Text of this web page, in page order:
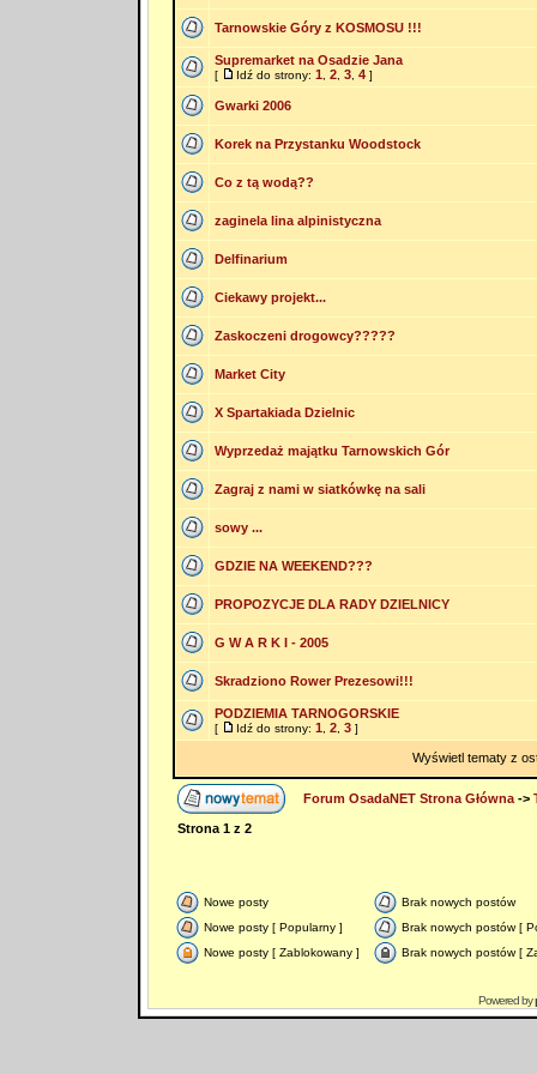
Tarnowskie Góry z KOSMOSU !!!
Supremarket na Osadzie Jana
[ Idź do strony: 1, 2, 3, 4]
Gwarki 2006
Korek na Przystanku Woodstock
Co z tą wodą??
zaginela lina alpinistyczna
Delfinarium
Ciekawy projekt...
Zaskoczeni drogowcy?????
Market City
X Spartakiada Dzielnic
Wyprzedaż majątku Tarnowskich Gór
Zagraj z nami w siatkówkę na sali
sowy ...
GDZIE NA WEEKEND???
PROPOZYCJE DLA RADY DZIELNICY
G W A R K I - 2005
Skradziono Rower Prezesowi!!!
PODZIEMIA TARNOGORSKIE
[ Idź do strony: 1, 2, 3]
Wyświetl tematy z
Forum OsadaNET Strona Główna->
Strona 1z 2
Nowe posty
Brak nowych postów
Nowe posty [ Popularny ]
Brak nowych postów [
Nowe posty [ Zablokowany ]
Brak nowych postów [
Powered by